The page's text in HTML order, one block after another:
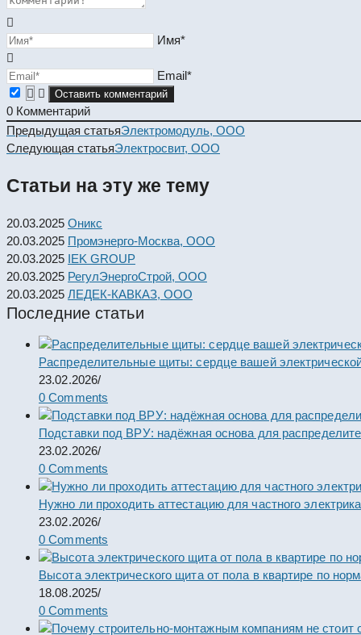
Имя*
Email*
0 Комментарий
Read
more
Предыдущая статьяЭлектромодуль, ООО
Следующая статьяЭлектросвит, ООО
Статьи на эту же тему
20.03.2025 Оникс
20.03.2025 Промэнерго-Москва, ООО
20.03.2025 IEK GROUP
20.03.2025 РегулЭнергоСтрой, ООО
20.03.2025 ЛЕДЕК-КАВКАЗ, ООО
Последние статьи
Распределительные щиты: сердце вашей
23.02.2026/
0 Comments
Подставки под ВРУ: надёжная основа для
23.02.2026/
0 Comments
Нужно ли проходить аттестацию для частного
23.02.2026/
0 Comments
Высота электрического щита от пола в квартире по
18.08.2025/
0 Comments